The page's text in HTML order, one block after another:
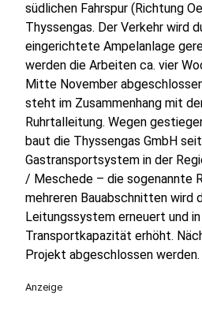
südlichen Fahrspur (Richtung
Thyssengas. Der Verkehr wird
eingerichtete Ampelanlage
werden die Arbeiten ca. vier
Mitte November
steht im Zusammenhang mit
Ruhrtalleitung. Wegen
baut die Thyssengas GmbH
Gastransportsystem in der
/ Meschede – die sogenannte
mehreren Bauabschnitten wird
Leitungssystem erneuert und
Transportkapazität erhöht.
Projekt abgeschlossen werden.
Anzeige